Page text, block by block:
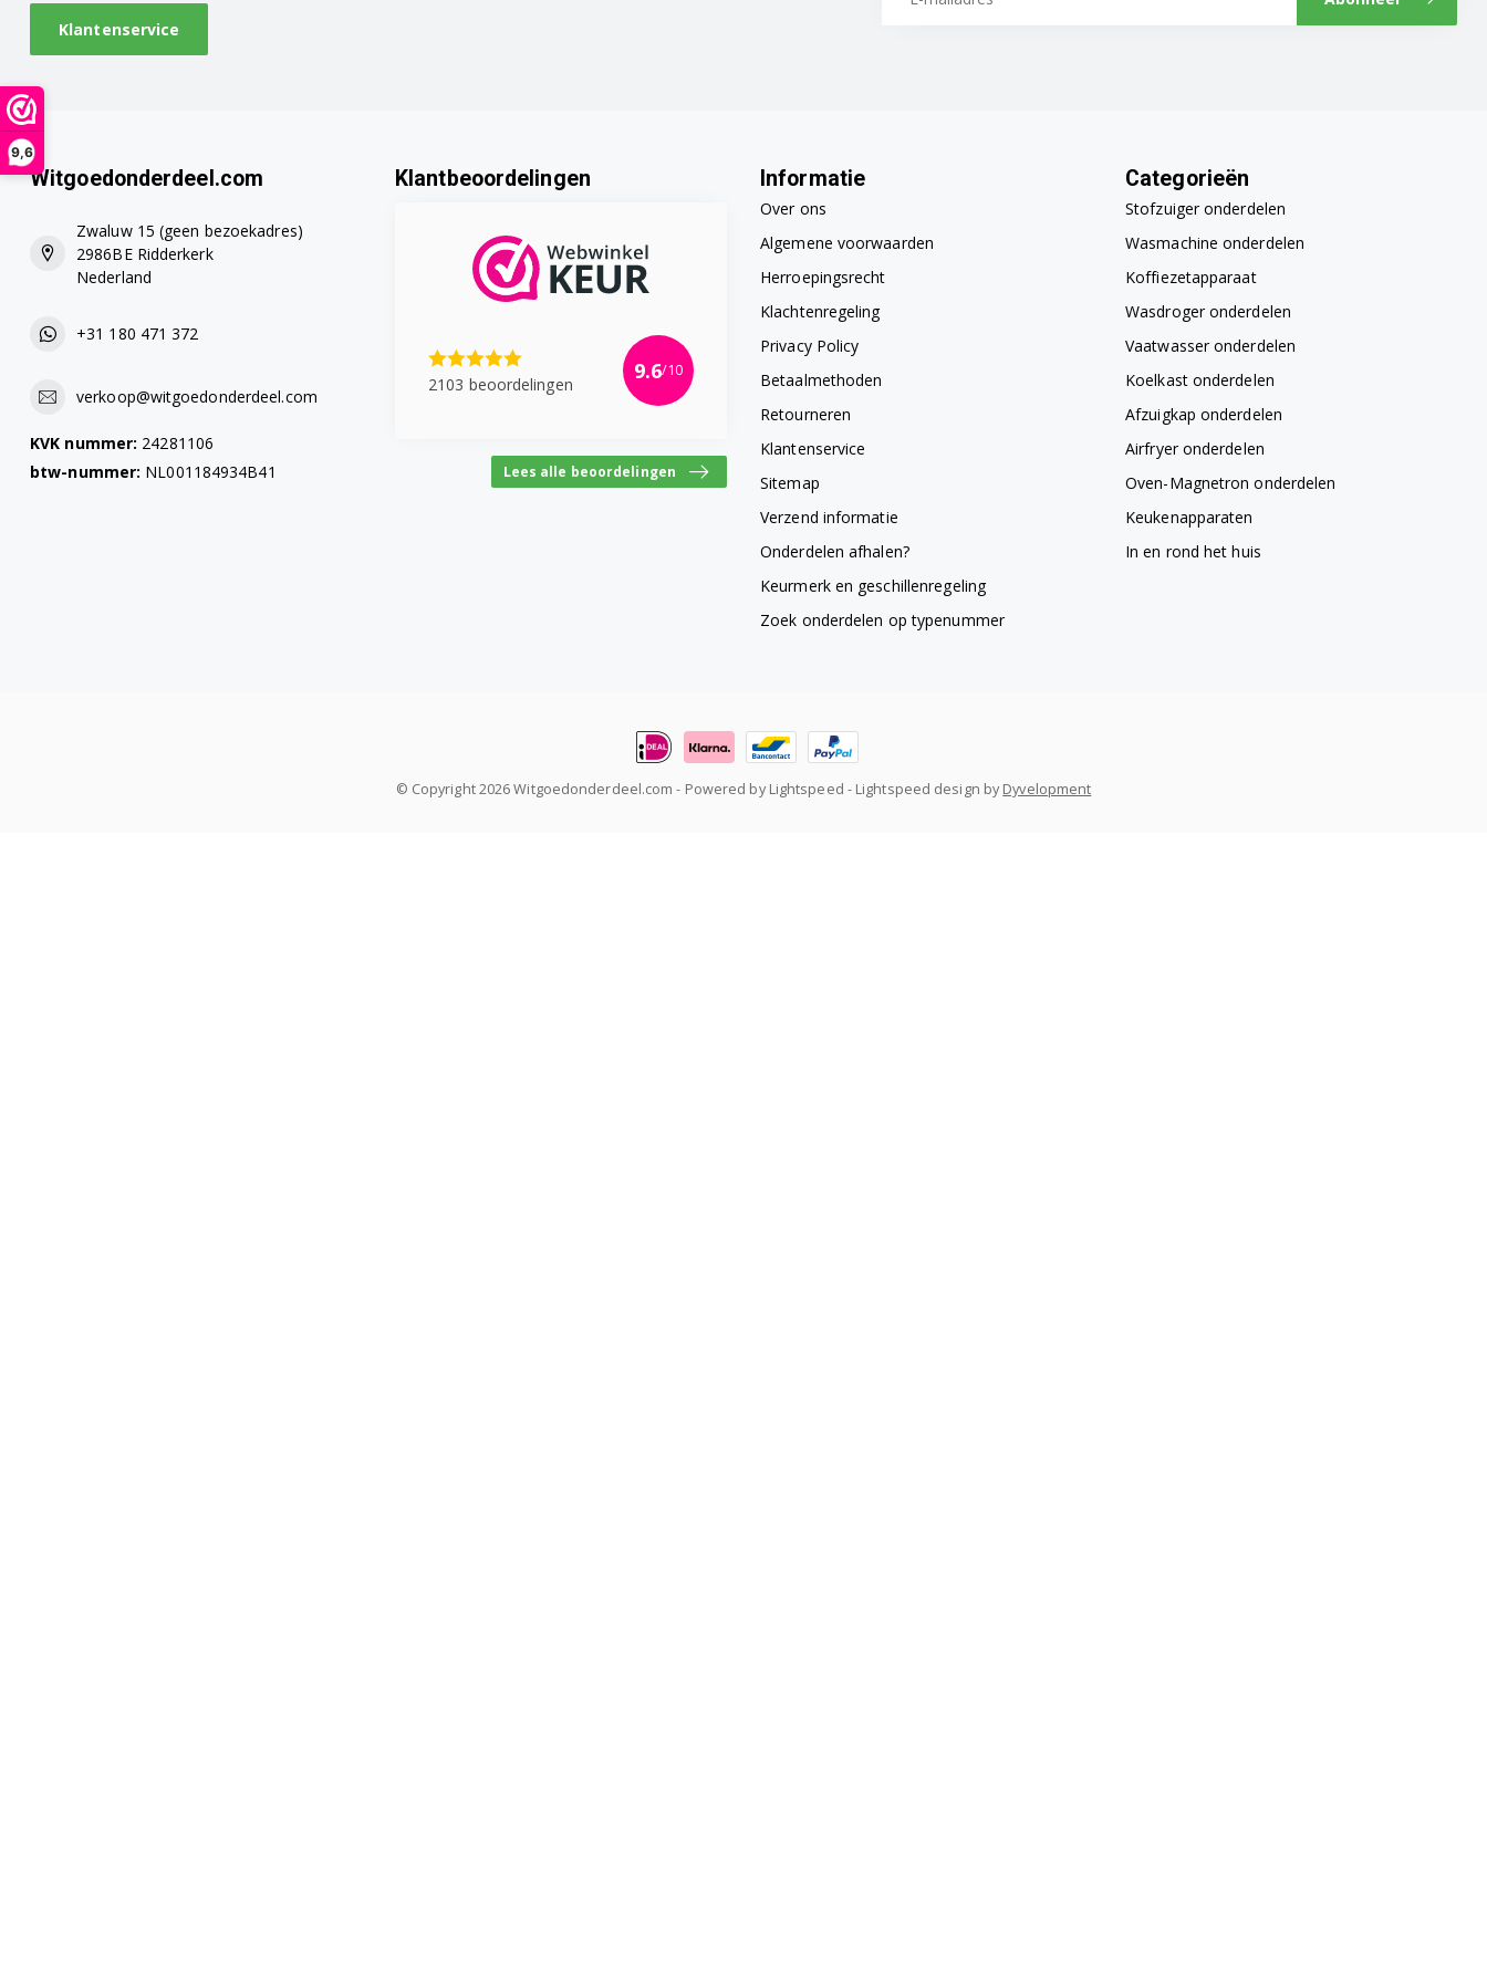
9,6
Klantenservice
Witgoedonderdeel.com
Zwaluw 15 (geen bezoekadres)
2986BE Ridderkerk
Nederland
+31 180 471 372
verkoop@witgoedonderdeel.com
KVK nummer: 24281106
btw-nummer: NL001184934B41
Klantbeoordelingen
2103 beoordelingen
9.6/10
Lees alle beoordelingen
Informatie
Over ons
Algemene voorwaarden
Herroepingsrecht
Klachtenregeling
Privacy Policy
Betaalmethoden
Retourneren
Klantenservice
Sitemap
Verzend informatie
Onderdelen afhalen?
Keurmerk en geschillenregeling
Zoek onderdelen op typenummer
Categorieën
Stofzuiger onderdelen
Wasmachine onderdelen
Koffiezetapparaat
Wasdroger onderdelen
Vaatwasser onderdelen
Koelkast onderdelen
Afzuigkap onderdelen
Airfryer onderdelen
Oven-Magnetron onderdelen
Keukenapparaten
In en rond het huis
© Copyright 2026 Witgoedonderdeel.com - Powered by Lightspeed - Lightspeed design by Dyvelopment